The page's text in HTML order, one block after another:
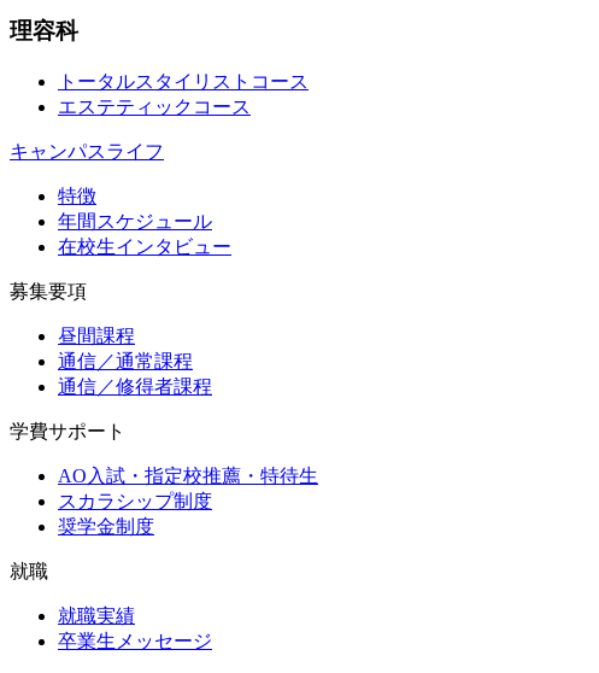
理容科
トータルスタイリストコース
エステティックコース
キャンパスライフ
特徴
年間スケジュール
在校生インタビュー
募集要項
昼間課程
通信／通常課程
通信／修得者課程
学費サポート
AO入試・指定校推薦・特待生
スカラシップ制度
奨学金制度
就職
就職実績
卒業生メッセージ